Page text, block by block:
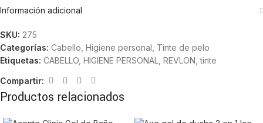
Información adicional
SKU: 275
Categorías: Cabello Higiene personal Tinte de pelo
Etiquetas: CABELLO HIGIENE PERSONAL REVLON tinte
Compartir:
Productos relacionados